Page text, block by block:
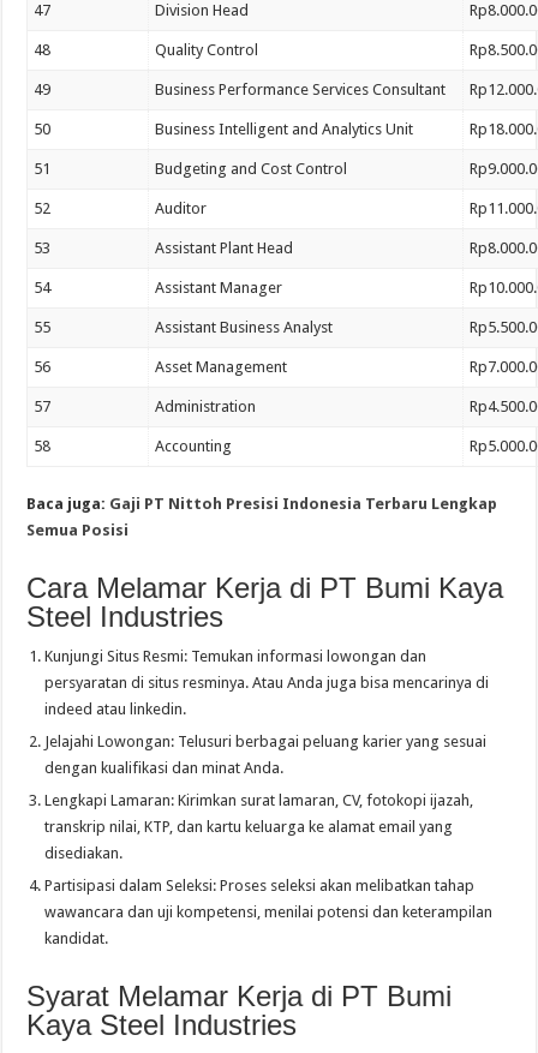
47 Division Head
48 Quality Control
49 Business Performance Services Consultant
50 Business Intelligent and Analytics Unit
51 Budgeting and Cost Control
52 Auditor
53 Assistant Plant Head
54 Assistant Manager
55 Assistant Business Analyst
56 Asset Management
57 Administration
58 Accounting
Baca juga: Gaji PT Nittoh Presisi Indonesia Terbaru Lengkap
Semua Posisi
Cara Melamar Kerja di PT Bumi Kaya
Steel Industries
Kunjungi Situs Resmi: Temukan informasi lowongan dan
persyaratan di situs resminya. Atau Anda juga bisa mencarinya di
indeed atau linkedin.
Jelajahi Lowongan: Telusuri berbagai peluang karier yang sesuai
dengan kualifikasi dan minat Anda.
Lengkapi Lamaran: Kirimkan surat lamaran, CV, fotokopi ijazah,
transkrip nilai, KTP, dan kartu keluarga ke alamat email yang
disediakan.
Partisipasi dalam Seleksi: Proses seleksi akan melibatkan tahap
wawancara dan uji kompetensi, menilai potensi dan keterampilan
kandidat.
Syarat Melamar Kerja di PT Bumi
Kaya Steel Industries